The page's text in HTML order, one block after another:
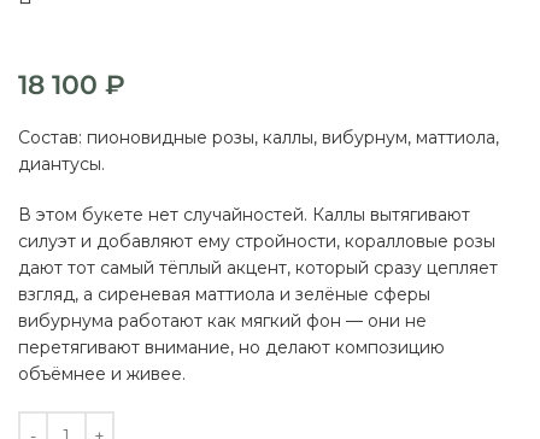
18 100 ₽
Состав: пионовидные розы, каллы, вибурнум, маттиола,
диантусы.
В этом букете нет случайностей. Каллы вытягивают
силуэт и добавляют ему стройности, коралловые розы
дают тот самый тёплый акцент, который сразу цепляет
взгляд, а сиреневая маттиола и зелёные сферы
вибурнума работают как мягкий фон — они не
перетягивают внимание, но делают композицию
объёмнее и живее.